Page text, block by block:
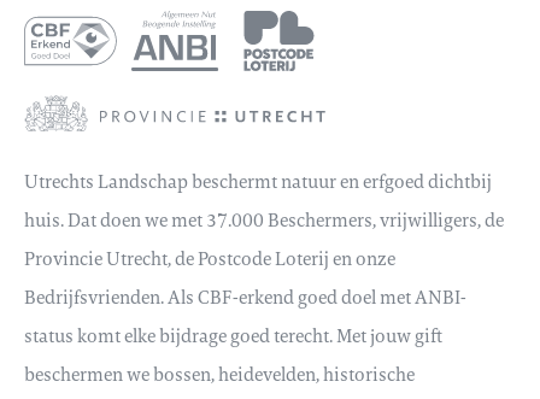
Utrechts Landschap beschermt natuur en erfgoed dichtbij
huis. Dat doen we met 37.000 Beschermers, vrijwilligers, de
Provincie Utrecht, de Postcode Loterij en onze
Bedrijfsvrienden. Als CBF-erkend goed doel met ANBI-
status komt elke bijdrage goed terecht. Met jouw gift
beschermen we bossen, heidevelden, historische